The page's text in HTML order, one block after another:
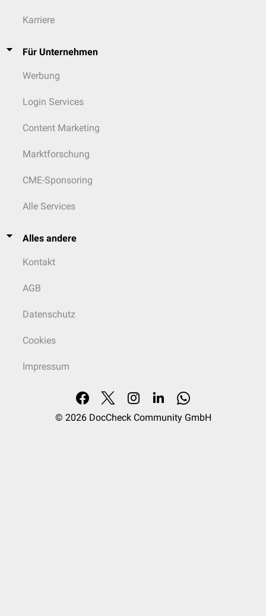
Karriere
Für Unternehmen
Werbung
Login Services
Content Marketing
Marktforschung
CME-Sponsoring
Alle Services
Alles andere
Kontakt
AGB
Datenschutz
Cookies
Impressum
© 2026 DocCheck Community GmbH